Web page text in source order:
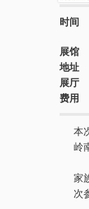
时间
展馆
地址
展厅
费用
本
岭
家
次